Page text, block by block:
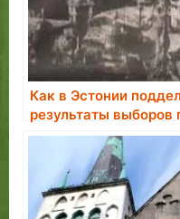
Как в Эстонии
результаты выборов
Пятсе.